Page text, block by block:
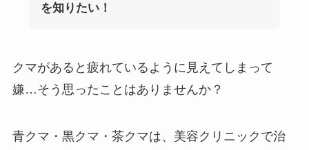
を知りたい！
クマがあると疲れているように見えてしまって
嫌…そう思ったことはありませんか？
青クマ・黒クマ・茶クマは、美容クリニックで治